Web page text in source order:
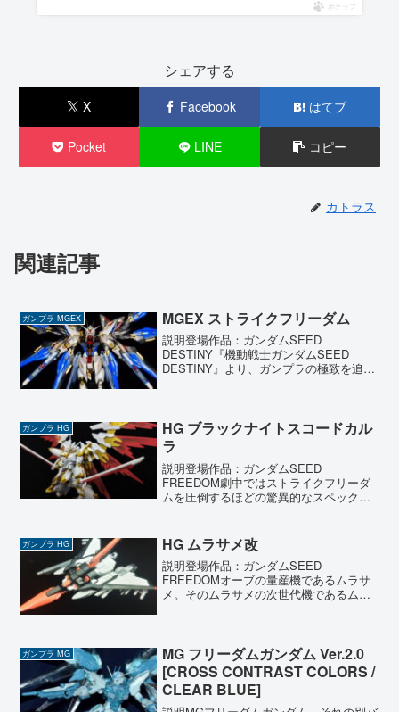
ポチップ
シェアする
X Facebook はてブ
Pocket LINE コピー
カトラス
関連記事
ガンプラ MGEX MGEX ストライクフリーダム
説明登場作品：ガンダムSEED
DESTINY『機動戦士ガンダムSEED
DESTINY』より、ガンプラの極致を追求
ンナップが限...
ガンプラ HG
HG ブラックナイトスコードカル
ラ
説明登場作品：ガンダムSEED
FREEDOM劇中ではストライクフリーダ
ムを圧倒するほどの驚異的なスペックを
トには豪華な『光の翼』を再現するPET
シートが付属しており...
ガンプラ HG HG ムラサメ改
説明登場作品：ガンダムSEED
FREEDOMオーブの量産機であるムラサ
メ。そのムラサメの次世代機であるムラ
素晴らしい戦力として活...
ガンプラ MG
MG フリーダムガンダム Ver.2.0
[CROSS CONTRAST COLORS /
CLEAR BLUE]